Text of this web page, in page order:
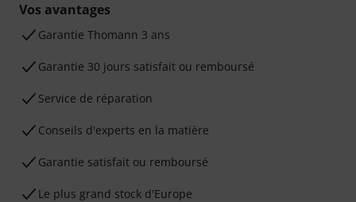
Vos avantages
Ga­ran­tie Thomann 3 ans
Garantie 30 jours satisfait ou remboursé
Service de réparation
Conseils d'experts en la matière
Garantie satisfait ou remboursé
Le plus grand stock d'Europe